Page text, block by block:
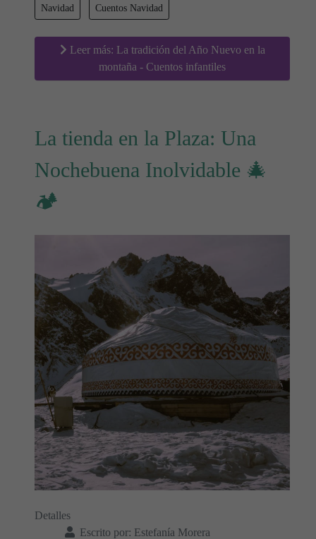
Navidad Cuentos Navidad
Leer más: La tradición del Año Nuevo en la
montaña - Cuentos infantiles
La tienda en la Plaza: Una
Nochebuena Inolvidable 🎄
🏕
Detalles
Escrito por: Estefanía Morera